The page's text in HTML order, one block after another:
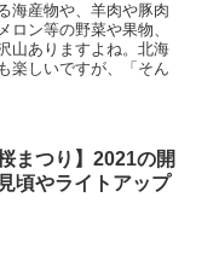
海産物や、羊肉や豚肉
ン等の野菜や果物、
山ありますよね。北海
楽しいですが、「そん
まつり】2021の開
頃やライトアップ